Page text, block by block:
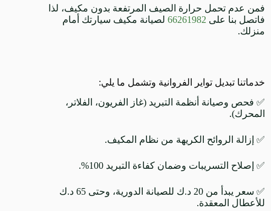
فمن عدم تحمل حرارة الصيف المرتفعة بدون مكيف، لذا
فاتصل بنا على 66261982 لصيانة مكيف سيارتك أمام
منزلك.
خدماتنا تبديل تواير الفروانية وتشمل ما يلي:
✅ فحص وصيانة أنظمة التبريد (غاز الفريون، الفلاتر،
المحرك).
✅ إزالة الروائح الكريهة من نظام المكيف.
✅ إصلاح التسريبات وضمان كفاءة التبريد 100%.
✅ سعر يبدأ من 20 د.ك للصيانة الدورية، وحتى 65 د.ك
للأعطال المعقدة.